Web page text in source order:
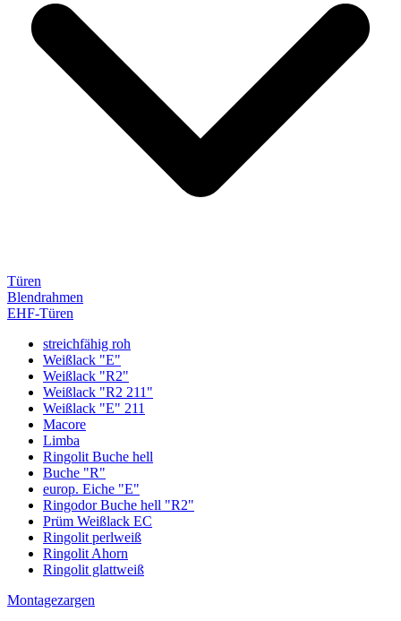
Türen
Blendrahmen
EHF-Türen
streichfähig roh
Weißlack "E"
Weißlack "R2"
Weißlack "R2 211"
Weißlack "E" 211
Macore
Limba
Ringolit Buche hell
Buche "R"
europ. Eiche "E"
Ringodor Buche hell "R2"
Prüm Weißlack EC
Ringolit perlweiß
Ringolit Ahorn
Ringolit glattweiß
Montagezargen